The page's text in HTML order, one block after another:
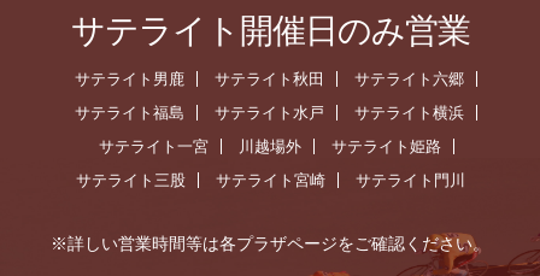
サテライト開催日のみ営業
サテライト男鹿 サテライト秋田
サテライト六郷
サテライト福島
サテライト水戸
サテライト横浜
サテライト一宮
川越場外
サテライト姫路
サテライト三股
サテライト宮崎 サテライト門川
※詳しい営業時間等は各プラザページをご確認ください。